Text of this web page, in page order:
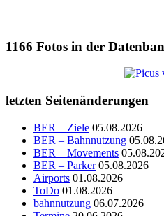
1166 Fotos in der
letzten Seitenänderungen
BER – Ziele 05.08.2026
BER – Bahnnutzung
BER – Movements
BER – Parker 05.08.2026
Airports 01.08.2026
ToDo 01.08.2026
bahnnutzung 06.07.2026